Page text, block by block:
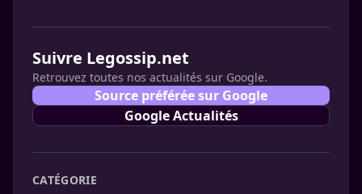
Suivre Legossip.net
Retrouvez toutes nos actualités sur Google.
Source préférée sur Google
Google Actualités
CATÉGORIE